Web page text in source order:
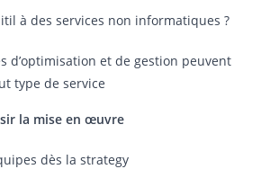
à des services non informatiques ?
d’optimisation et de gestion peuvent
type de service
la mise en œuvre
dès la strategy